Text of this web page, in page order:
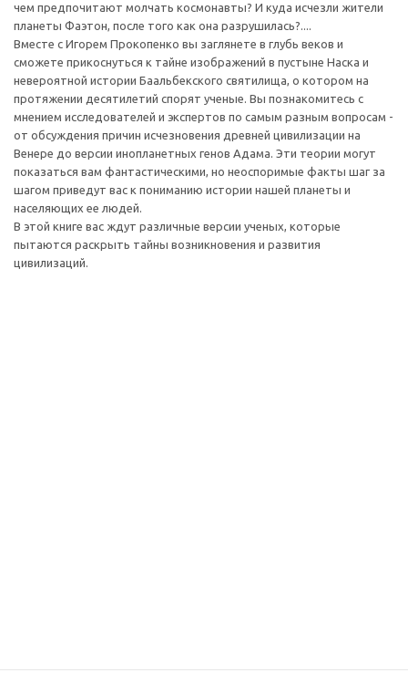
чем предпочитают молчать космонавты? И куда исчезли жители
планеты Фаэтон, после того как она разрушилась?....
Вместе с Игорем Прокопенко вы заглянете в глубь веков и
сможете прикоснуться к тайне изображений в пустыне Наска и
невероятной истории Баальбекского святилища, о котором на
протяжении десятилетий спорят ученые. Вы познакомитесь с
мнением исследователей и экспертов по самым разным вопросам -
от обсуждения причин исчезновения древней цивилизации на
Венере до версии инопланетных генов Адама. Эти теории могут
показаться вам фантастическими, но неоспоримые факты шаг за
шагом приведут вас к пониманию истории нашей планеты и
населяющих ее людей.
В этой книге вас ждут различные версии ученых, которые
пытаются раскрыть тайны возникновения и развития
цивилизаций.